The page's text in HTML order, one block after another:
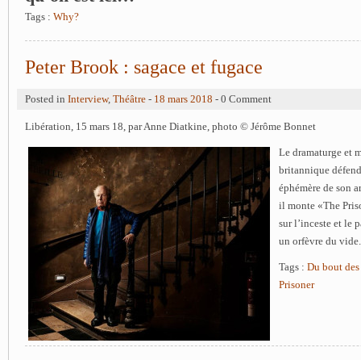
Tags : Why?
Peter Brook : sagace et fugace
Posted in Interview, Théâtre - 18 mars 2018 - 0 Comment
Libération, 15 mars 18, par Anne Diatkine, photo © Jérôme Bonnet
Le dramaturge et
britannique
éphémère de son
il monte «The
sur l’inceste et le
un orfèvre du vide.
Tags : Du bout
Prisoner